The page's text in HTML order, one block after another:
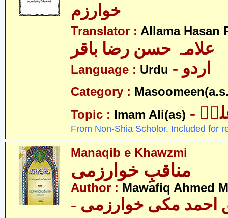
خوارزم
Translator : Allama Hasan
علامہ حسن رضا باقر
Language : Urdu - اردو
Category :
Topic : Imam Ali(as)
From Non-Shia Scholor. Included for
Manaqib e Khawzmi
مناقبِ خوارزمی
Author : Mawafiq Ahmed
احمد مکی خوارزمی